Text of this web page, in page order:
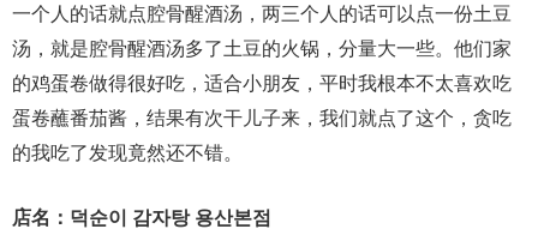
一个人的话就点腔骨醒酒汤，两三个人的话可以点一份土豆
汤，就是腔骨醒酒汤多了土豆的火锅，分量大一些。他们家
的鸡蛋卷做得很好吃，适合小朋友，平时我根本不太喜欢吃
蛋卷蘸番茄酱，结果有次干儿子来，我们就点了这个，贪吃
的我吃了发现竟然还不错。
店名：덕순이 감자탕 용산본점